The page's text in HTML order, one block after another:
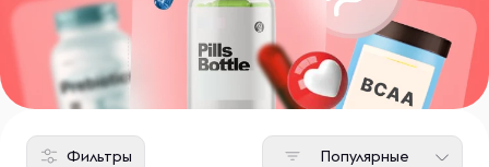
Фильтры Популярные